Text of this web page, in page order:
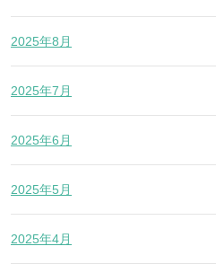
2025年8月
2025年7月
2025年6月
2025年5月
2025年4月